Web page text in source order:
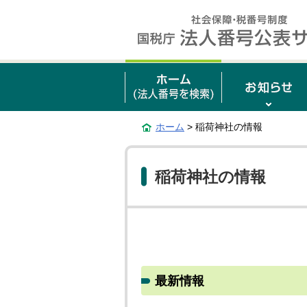
ホーム > 稲荷神社の情報
稲荷神社の情報
最新情報